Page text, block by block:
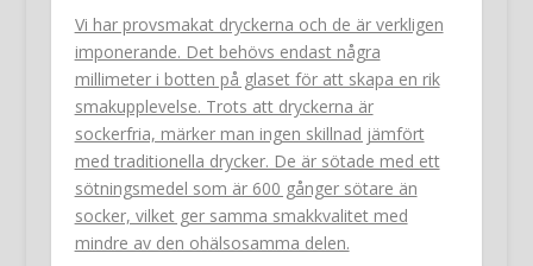
Vi har provsmakat dryckerna och de är verkligen
imponerande. Det behövs endast några
millimeter i botten på glaset för att skapa en rik
smakupplevelse. Trots att dryckerna är
sockerfria, märker man ingen skillnad jämfört
med traditionella drycker. De är sötade med ett
sötningsmedel som är 600 gånger sötare än
socker, vilket ger samma smakkvalitet med
mindre av den ohälsosamma delen.